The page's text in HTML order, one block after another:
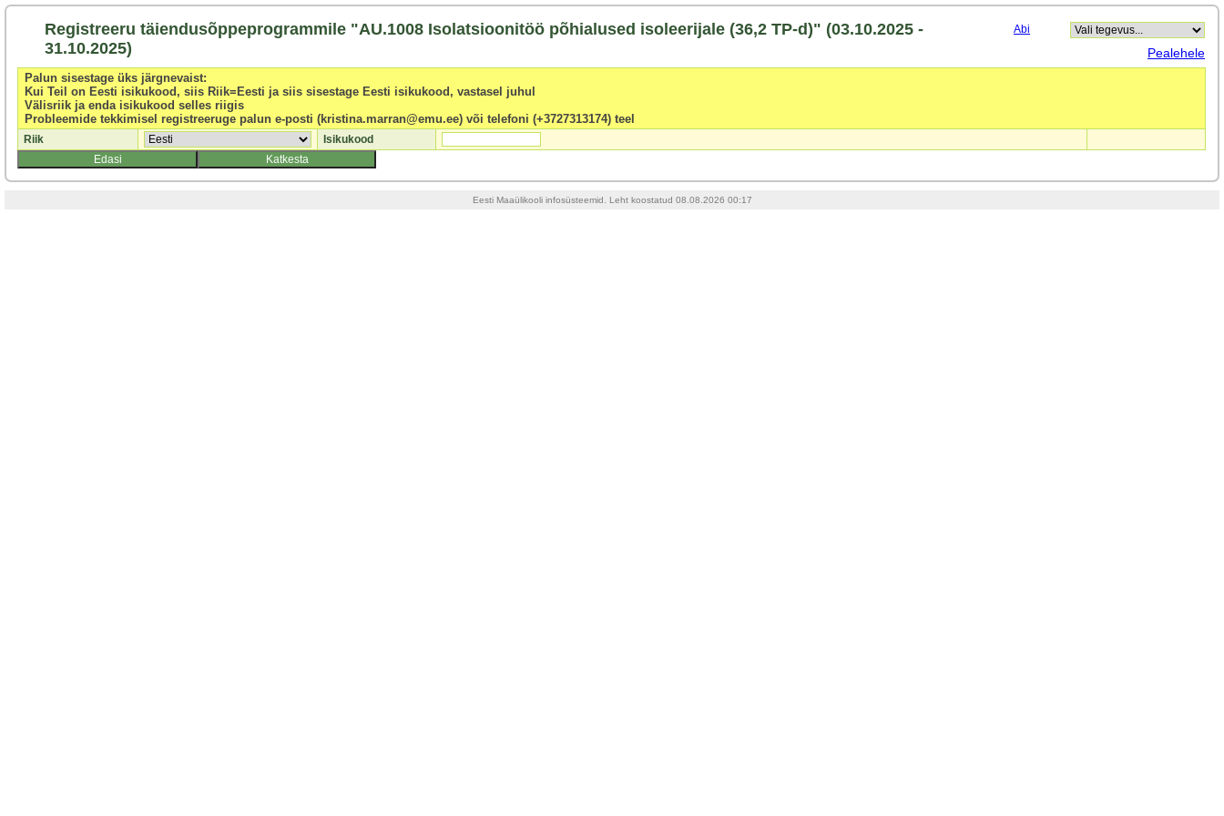
Registreeru täiendusõppeprogrammile "AU.1008 Isolatsioonitöö põhialused isoleerijale (36,2 TP-d)" (03.10.2025 -
31.10.2025)
Abi
Pealehele
Palun sisestage üks järgnevaist:
Kui Teil on Eesti isikukood, siis Riik=Eesti ja siis sisestage Eesti isikukood, vastasel juhul
Välisriik ja enda isikukood selles riigis
Probleemide tekkimisel registreeruge palun e-posti (kristina.marran@emu.ee) või telefoni (+3727313174) teel
Riik
Isikukood
Edasi
Katkesta
Eesti Maaülikooli infosüsteemid. Leht koostatud 08.08.2026 00:17